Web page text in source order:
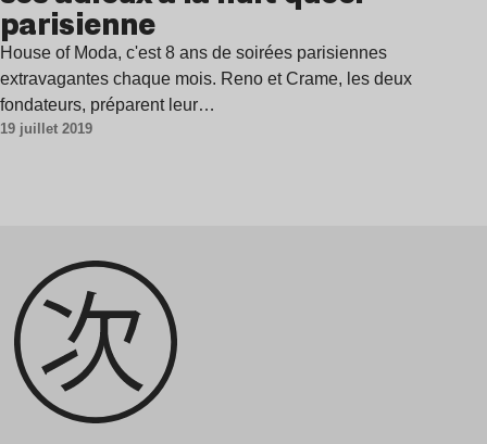
parisienne
House of Moda, c'est 8 ans de soirées parisiennes
extravagantes chaque mois. Reno et Crame, les deux
fondateurs, préparent leur…
19 juillet 2019